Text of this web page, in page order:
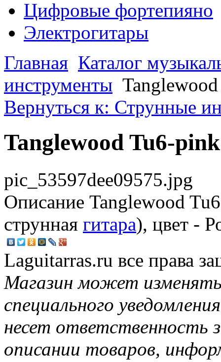
Цифровые фортепияно
Электрогитары
Главная Каталог
инструменты
Вернуться к: Струнные
Tanglewood Tu6-
pic_53597dee09575.jpg
Описание Tanglewood
струнная гитара), цвет -
Laguitarras.ru все права
Магазин может
специального
несет ответственность
описании товаров,